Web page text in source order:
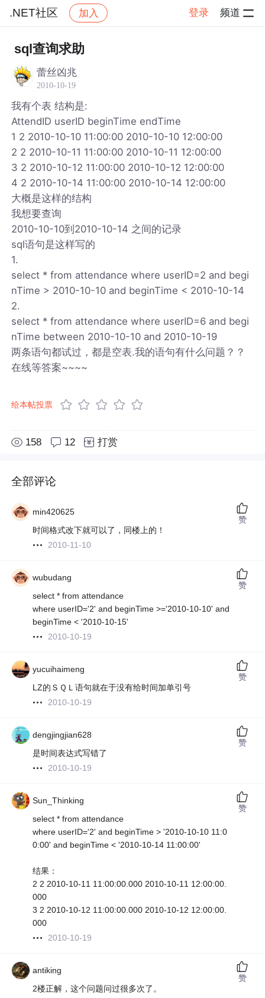
.NET社区 加入 登录 频道
社区 .NET社区
sql查询求助
蕾丝凶兆
2010-10-19
我有个表 结构是:
AttendID userID beginTime endTime
1 2 2010-10-10 11:00:00 2010-10-10 12:00:00
2 2 2010-10-11 11:00:00 2010-10-11 12:00:00
3 2 2010-10-12 11:00:00 2010-10-12 12:00:00
4 2 2010-10-14 11:00:00 2010-10-14 12:00:00
大概是这样的结构
我想要查询
2010-10-10到2010-10-14 之间的记录
sql语句是这样写的
1.
select * from attendance where userID=2 and begi
nTime > 2010-10-10 and beginTime < 2010-10-14
2.
select * from attendance where userID=6 and begi
nTime between 2010-10-10 and 2010-10-19
两条语句都试过，都是空表.我的语句有什么问题？？
在线等答案~~~~
给本帖投票
158 12 打赏
全部评论
min420625
时间格式改下就可以了，同楼上的！
2010-11-10
赞
wubudang
select * from attendance
where userID='2' and beginTime >='2010-10-10' and
beginTime < '2010-10-15'
2010-10-19
赞
yucuihaimeng
LZ的ＳＱＬ语句就在于没有给时间加单引号
2010-10-19
赞
dengjingjian628
是时间表达式写错了
2010-10-19
赞
Sun_Thinking
select * from attendance
where userID='2' and beginTime > '2010-10-10 11:0
0:00' and beginTime < '2010-10-14 11:00:00'
结果：
2 2 2010-10-11 11:00:00.000 2010-10-11 12:00:00.
000
3 2 2010-10-12 11:00:00.000 2010-10-12 12:00:00.
000
2010-10-19
赞
antiking
2楼正解，这个问题问过很多次了。
赞